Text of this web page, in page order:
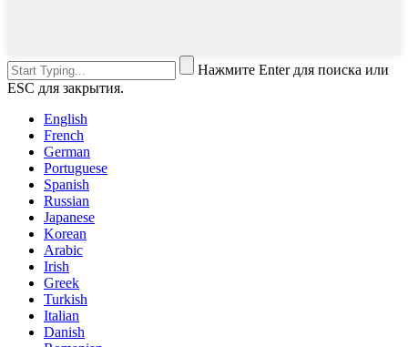
Нажмите Enter для поиска или
ESC для закрытия.
English
French
German
Portuguese
Spanish
Russian
Japanese
Korean
Arabic
Irish
Greek
Turkish
Italian
Danish